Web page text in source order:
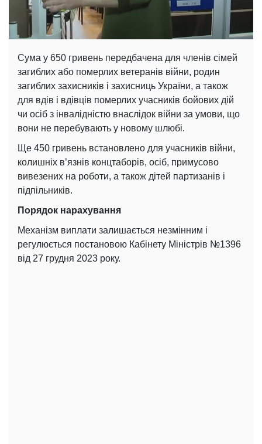
Сума у 650 гривень передбачена для членів сімей
загиблих або померлих ветеранів війни, родин
загиблих захисників і захисниць України, а також
для вдів і вдівців померлих учасників бойових дій
чи осіб з інвалідністю внаслідок війни за умови, що
вони не перебувають у новому шлюбі.
Ще 450 гривень встановлено для учасників війни,
колишніх в’язнів концтаборів, осіб, примусово
вивезених на роботи, а також дітей партизанів і
підпільників.
Порядок нарахування
Механізм виплати залишається незмінним і
регулюється постановою Кабінету Міністрів №1396
від 27 грудня 2023 року.